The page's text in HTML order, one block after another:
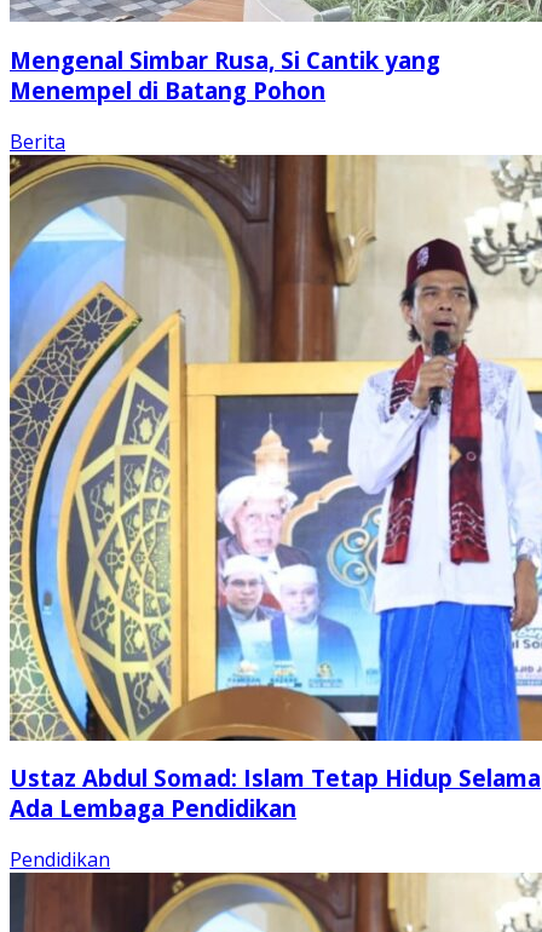
Mengenal Simbar Rusa, Si Cantik yang
Menempel di Batang Pohon
Berita
Ustaz Abdul Somad: Islam Tetap Hidup Selama
Ada Lembaga Pendidikan
Pendidikan